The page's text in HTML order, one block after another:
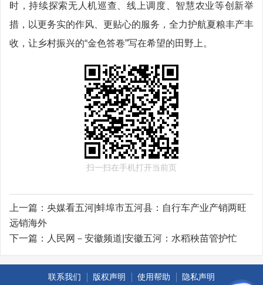
时，持续探索无人机巡查、线上调度、智慧农业等创新举
措，以更务实的作风、更贴心的服务，全力护航夏粮丰产丰
收，让乡村振兴的“金色答卷”写在希望的田野上。
扫一扫在手机打开当前页
上一篇： 央媒看五河|蚌埠市五河县：自行车产业产销两旺
远销海外
下一篇：
人民网－安徽频道|安徽五河：水稻秧苗管护忙
联系我们 版权声明 使用帮助 隐私声明